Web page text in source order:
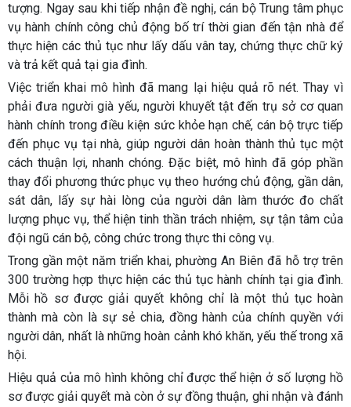
tượng. Ngay sau khi tiếp nhận đề nghị, cán bộ Trung tâm phục
vụ hành chính công chủ động bố trí thời gian đến tận nhà để
thực hiện các thủ tục như lấy dấu vân tay, chứng thực chữ ký
và trả kết quả tại gia đình.
Việc triển khai mô hình đã mang lại hiệu quả rõ nét. Thay vì
phải đưa người già yếu, người khuyết tật đến trụ sở cơ quan
hành chính trong điều kiện sức khỏe hạn chế, cán bộ trực tiếp
đến phục vụ tại nhà, giúp người dân hoàn thành thủ tục một
cách thuận lợi, nhanh chóng. Đặc biệt, mô hình đã góp phần
thay đổi phương thức phục vụ theo hướng chủ động, gần dân,
sát dân, lấy sự hài lòng của người dân làm thước đo chất
lượng phục vụ, thể hiện tinh thần trách nhiệm, sự tận tâm của
đội ngũ cán bộ, công chức trong thực thi công vụ.
Trong gần một năm triển khai, phường An Biên đã hỗ trợ trên
300 trường hợp thực hiện các thủ tục hành chính tại gia đình.
Mỗi hồ sơ được giải quyết không chỉ là một thủ tục hoàn
thành mà còn là sự sẻ chia, đồng hành của chính quyền với
người dân, nhất là những hoàn cảnh khó khăn, yếu thế trong xã
hội.
Hiệu quả của mô hình không chỉ được thể hiện ở số lượng hồ
sơ được giải quyết mà còn ở sự đồng thuận, ghi nhận và đánh